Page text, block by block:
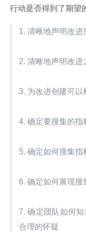
行动是否得到了期望
1. 清晰地声明改进
2. 清晰地声明改
3. 为改进创建可以
4. 确定要搜集的指
5. 确定如何搜集指
6. 确定如何展现搜
7. 确定团队如何
合理的怀疑